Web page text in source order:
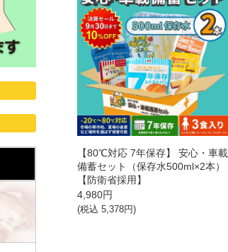
【80℃対応 7年保存】 安心・車載
備蓄セット（保存水500ml×2本）
【防衛省採用】
4,980円
(税込5,378円)